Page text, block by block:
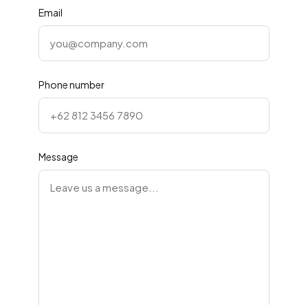
Email
Phone number
Message